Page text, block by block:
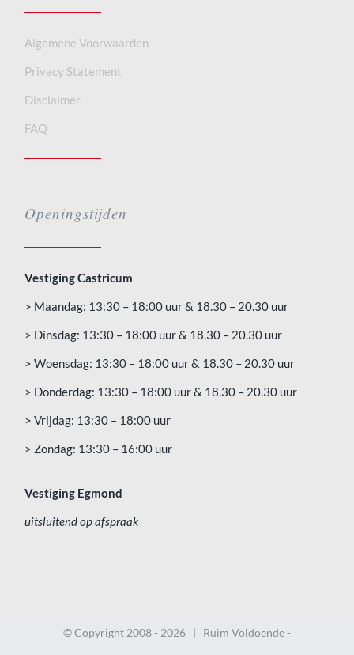
Algemene Voorwaarden
Privacy Statement
Disclaimer
FAQ
Openingstijden
Vestiging Castricum
> Maandag: 13:30 – 18:00 uur & 18.30 – 20.30 uur
> Dinsdag: 13:30 – 18:00 uur & 18.30 – 20.30 uur
> Woensdag: 13:30 – 18:00 uur & 18.30 – 20.30 uur
> Donderdag: 13:30 – 18:00 uur & 18.30 – 20.30 uur
> Vrijdag: 13:30 – 18:00 uur
> Zondag: 13:30 – 16:00 uur
Vestiging Egmond
uitsluitend op afspraak
© Copyright 2008 - 2026 | Ruim Voldoende -